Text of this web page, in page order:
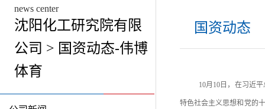
news center
沈阳化工研究院有限
公司 > 国资动态-伟博
体育
国资动态
10月10日，在习近
特色社会主义思想和党的